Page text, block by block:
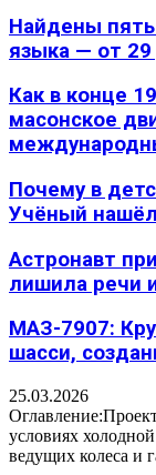
Найдены
языка — от 29
Как в конце
масонское
Почему в
Учёный
Астронавт
лишила речи
МАЗ-7907:
шасси,
25.03.2026
условиях
ведущих колеса и